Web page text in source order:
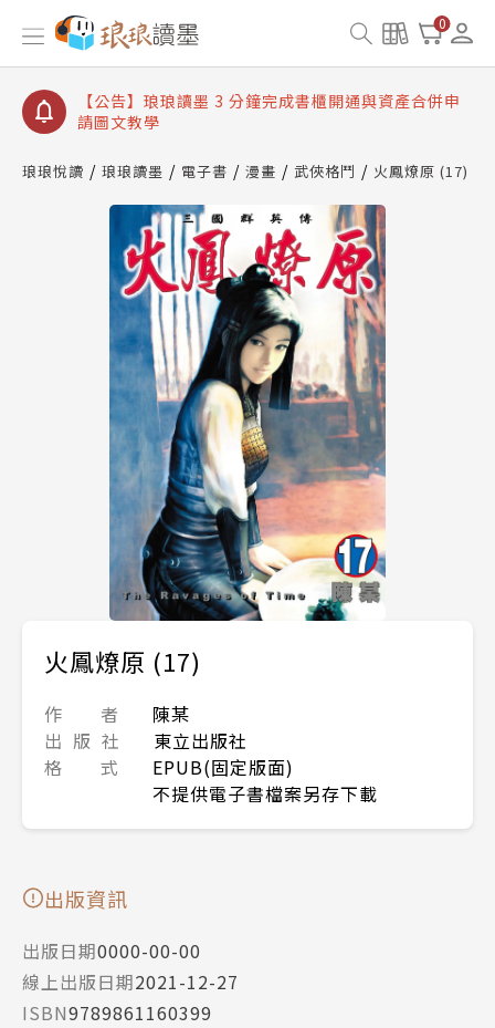
0
【公告】琅琅讀墨數位閱讀資產合併與書櫃開通申請
【公告】琅琅讀墨書櫃開通常見問題
【公告】琅琅讀墨 3 分鐘完成書櫃開通與資產合併申
請圖文教學
查詢
【公告】琅琅讀墨數位閱讀資產合併與書櫃開通申請
琅琅悅讀 琅琅讀墨 電子書 漫畫 武俠格鬥 火鳳燎原 (17)
火鳳燎原 (17)
作 者
陳某
出 版 社
東立出版社
格 式
EPUB(固定版面)
不提供電子書檔案另存下載
出版資訊
出版日期0000-00-00
線上出版日期2021-12-27
ISBN9789861160399